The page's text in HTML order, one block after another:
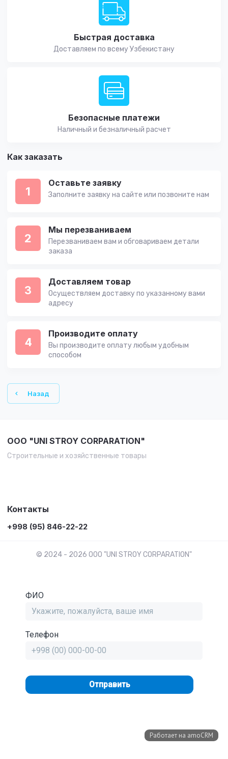
Быстрая доставка
Доставляем по всему Узбекистану
Безопасные платежи
Наличный и безналичный расчет
Как заказать
1
Оставьте заявку
Заполните заявку на сайте или позвоните нам
2
Мы перезваниваем
Перезваниваем вам и обговариваем детали
заказа
3
Доставляем товар
Осуществляем доставку по указанному вами
адресу
4
Производите оплату
Вы производите оплату любым удобным
способом
Назад
OOO "UNI STROY CORPARATION"
Строительные и хозяйственные товары
Контакты
+998 (95) 846-22-22
© 2024 - 2026 OOO "UNI STROY CORPARATION"